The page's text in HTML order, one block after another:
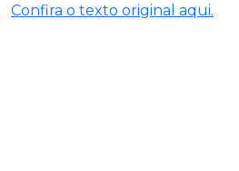
Confira o texto original aqui.